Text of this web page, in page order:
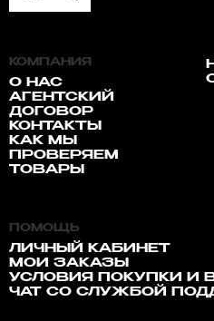
КОМПАНИЯ
О НАС
АГЕНТСКИЙ
ДОГОВОР
КОНТАКТЫ
КАК МЫ
ПРОВЕРЯЕМ
ТОВАРЫ
ПОМОЩЬ
ЛИЧНЫЙ КАБИНЕТ
МОИ ЗАКАЗЫ
УСЛОВИЯ ПОКУПКИ И
ЧАТ СО СЛУЖБОЙ